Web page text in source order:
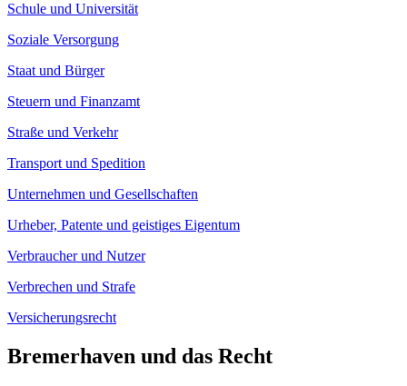
Schule und Universität
Soziale Versorgung
Staat und Bürger
Steuern und Finanzamt
Straße und Verkehr
Transport und Spedition
Unternehmen und Gesellschaften
Urheber, Patente und geistiges Eigentum
Verbraucher und Nutzer
Verbrechen und Strafe
Versicherungsrecht
Bremerhaven und das Recht